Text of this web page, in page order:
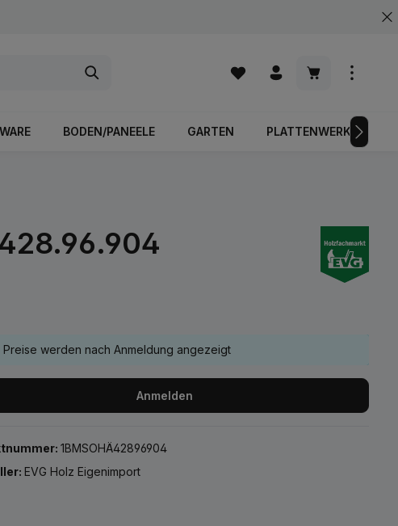
Warenkorb
BODEN/PANEELE GARTEN PLATTENWERKSTOFFE
Preise werden nach Anmeldung angezeigt
Anmelden
1BMSOHÄ42896904
EVG Holz Eigenimport